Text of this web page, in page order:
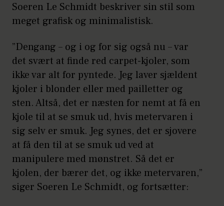
Soeren Le Schmidt beskriver sin stil som
meget grafisk og minimalistisk.
”Dengang – og i og for sig også nu – var
det svært at finde red carpet-kjoler, som
ikke var alt for pyntede. Jeg laver sjældent
kjoler i blonder eller med pailletter og
sten. Altså, det er næsten for nemt at få en
kjole til at se smuk ud, hvis metervaren i
sig selv er smuk. Jeg synes, det er sjovere
at få den til at se smuk ud ved at
manipulere med mønstret. Så det er
kjolen, der bærer det, og ikke metervaren,”
siger Soeren Le Schmidt, og fortsætter: